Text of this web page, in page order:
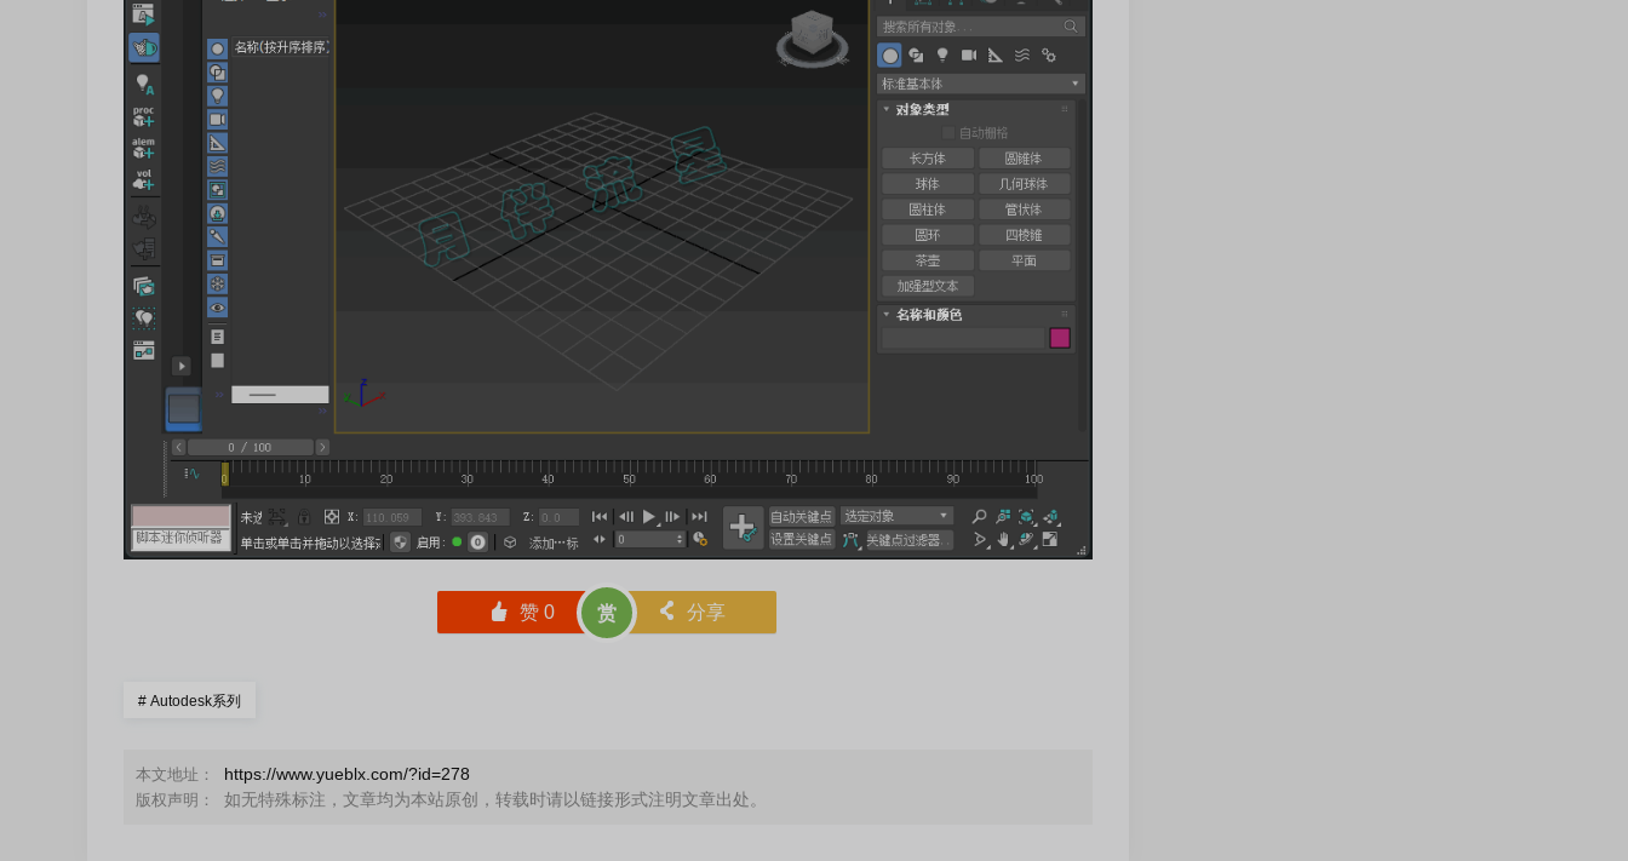
󰄼 赞 0 赏 󰄯 分享
# Autodesk系列
本文地址： https://www.yueblx.com/?id=278
版权声明： 如无特殊标注，文章均为本站原创，转载时请以链接形式注明文章出处。